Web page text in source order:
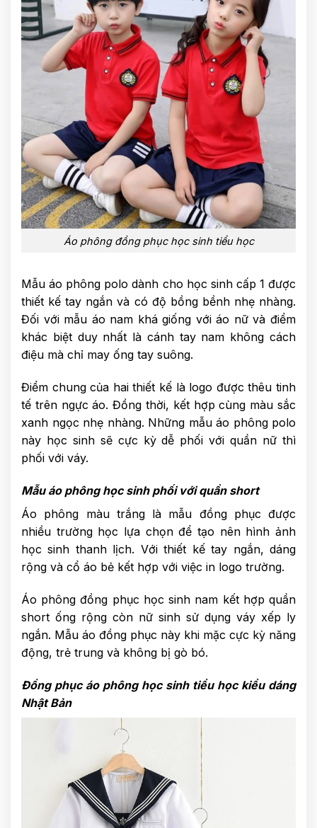
Áo phông đồng phục học sinh tiểu học
Mẫu áo phông polo dành cho học sinh cấp 1 được
thiết kế tay ngắn và có độ bồng bềnh nhẹ nhàng.
Đối với mẫu áo nam khá giống với áo nữ và điểm
khác biệt duy nhất là cánh tay nam không cách
điệu mà chỉ may ống tay suông.
Điểm chung của hai thiết kế là logo được thêu tinh
tế trên ngực áo. Đồng thời, kết hợp cùng màu sắc
xanh ngọc nhẹ nhàng. Những mẫu áo phông polo
này học sinh sẽ cực kỳ dễ phối với quần nữ thì
phối với váy.
Mẫu áo phông học sinh phối với quần short
Áo phông màu trắng là mẫu đồng phục được
nhiều trường học lựa chọn để tạo nên hình ảnh
học sinh thanh lịch. Với thiết kế tay ngắn, dáng
rộng và cổ áo bẻ kết hợp với việc in logo trường.
Áo phông đồng phục học sinh nam kết hợp quần
short ống rộng còn nữ sinh sử dụng váy xếp ly
ngắn. Mẫu áo đồng phục này khi mặc cực kỳ năng
động, trẻ trung và không bị gò bó.
Đồng phục áo phông học sinh tiểu học kiểu dáng
Nhật Bản